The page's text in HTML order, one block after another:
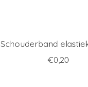
Schouderband
€0,20